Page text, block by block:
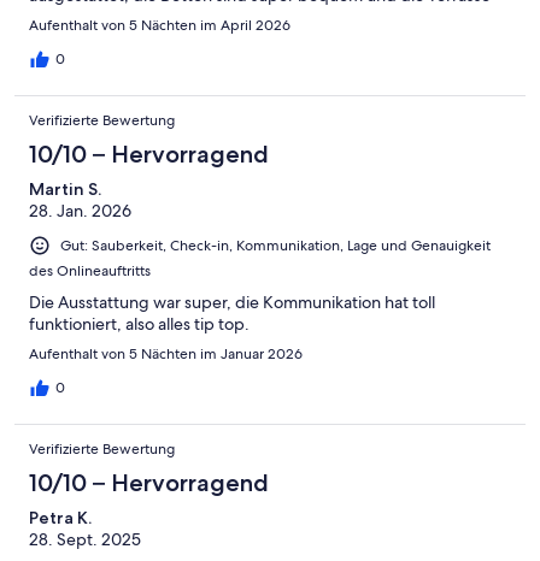
lädt zum Verweilen ein. Die Lage ist ruhig, aber dennoch zentral,
um die Umgebung zu erkunden. Vielen Dank an die herzlichen
Gastgeber! Wir kommen auf jeden Fall wieder und können
Aufenthalt von 5 Nächten im April 2026
0
Verifizierte Bewertung
10/10 – Hervorragend
Martin S.
28. Jan. 2026
Gut: Sauberkeit, Check-in, Kommunikation, Lage und Genauigkeit
des Onlineauftritts
Die Ausstattung war super, die Kommunikation hat toll
funktioniert, also alles tip top.
Aufenthalt von 5 Nächten im Januar 2026
0
Verifizierte Bewertung
10/10 – Hervorragend
Petra K.
28. Sept. 2025